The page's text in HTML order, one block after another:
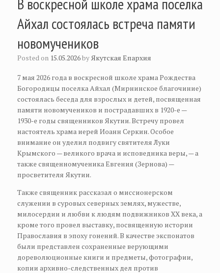
Айхал состоялась встреча памяти
новомучеников
Posted on 15.05.2026byЯкутская Епархия
7 мая 2026 года в воскресной школе храма Рождества
Богородицы поселка Айхал (Мирнинское благочиние)
состоялась беседа для взрослых и детей, посвященная
памяти новомучеников и пострадавших в 1920-е —
1930-е годы священников Якутии. Встречу провел
настоятель храма иерей Иоанн Серкин. Особое
внимание он уделил подвигу святителя Луки
Крымского — великого врача и исповедника веры, — а
также священномученика Евгения (Зернова) —
просветителя Якутии.
Также священник рассказал о миссионерском
служении в суровых северных землях, мужестве,
милосердии и любви к людям подвижников XX века, а
кроме того провел выставку, посвященную истории
Православия в эпоху гонений. В качестве экспонатов
были представлен сохраненные верующими
дореволюционные книги и предметы, фотографии,
копии архивно-следственных дел против